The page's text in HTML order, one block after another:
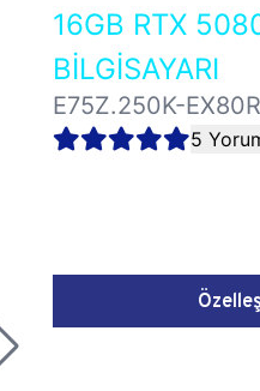
16GB RTX
BİLGİSAYARI
E75Z.250K-
5